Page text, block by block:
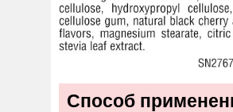
Способ